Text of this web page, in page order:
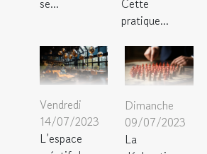
se...
Cette
pratique...
Vendredi
14/07/2023
L’espace
Dimanche
09/07/2023
La